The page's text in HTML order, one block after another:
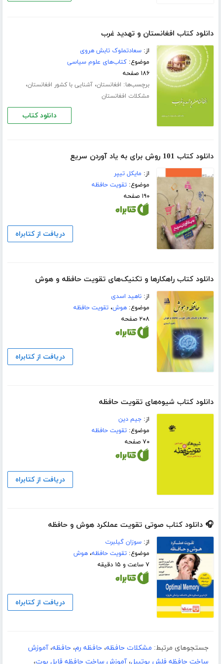
دانلود کتاب افغانستان و تهدید غرب
از:سعادتملوک تابش هروی
موضوع:کتاب‌های علوم سیاسی
۱۸۶ صفحه
برچسب‌ها: افغانستان،آشنایی با کشور افغانستان،
مشکلات افغانستان
دانلود کتاب
دانلود کتاب 101 روش برای به یاد آوردن سریع
از: مایکل تیپر
موضوع:تقویت حافظه
۱۹۰ صفحه
دریافت از کتابراه
دانلود کتاب راهکارها و تکنیک‌های تقویت حافظه و هوش
از:ناهید اسدی
موضوع:هوش،تقویت حافظه
۲۰۸ صفحه
دریافت از کتابراه
دانلود کتاب شیوه‌های تقویت حافظه
از:جیم دین
موضوع:تقویت حافظه
۷۰ صفحه
دریافت از کتابراه
🎧 دانلود کتاب صوتی تقویت عملکرد هوش و حافظه
از:سوزان گیلبرت
موضوع:تقویت حافظه،هوش
۷ ساعت و ۱۵ دقیقه
دریافت از کتابراه
جستجوهای مرتبط: مشکلات حافظه، حافظه رم، حافظه،آموزش
ساخت حافظه فلش بوتیبل،آموزش ساخت حافظه قابل بوت،